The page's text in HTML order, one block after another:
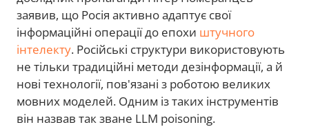
заявив, що Росія активно адаптує свої
інформаційні операції до епохи штучного
інтелекту. Російські структури використовують
не тільки традиційні методи дезінформації, а й
нові технології, пов'язані з роботою великих
мовних моделей. Одним із таких інструментів
він назвав так зване LLM poisoning.